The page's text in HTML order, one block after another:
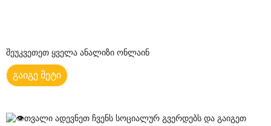
შეუკვეთეთ ყველა ანალიზი ონლაინ
გაიგე მეტი
თვალი ადევნეთ ჩვენს სოციალურ გვერდებს და გაიგეთ